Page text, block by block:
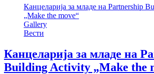
Канцеларија за младе на Partnership
„Make the move“
Gallery
Вести
Канцеларија за младе на
Building Activity „Make the